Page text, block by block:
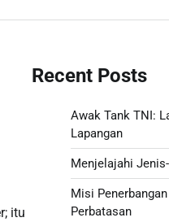
itu
Recent Posts
Awak Tank TNI:
Lapangan
Menjelajahi
Misi
Perbatasan